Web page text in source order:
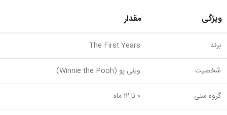
ویژگی مقدار
برند The First Years
شخصیت وینی پو (Winnie the Pooh)
گروه سنی ۰ تا ۱۲ ماه